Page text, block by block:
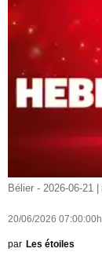
Bélier - 2026-06-21 |
20/06/2026 07:00:00h
par Les étoiles